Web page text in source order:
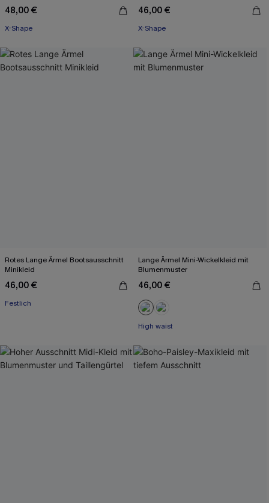
48,00 €
X-Shape
46,00 €
X-Shape
Rotes Lange Ärmel Bootsausschnitt
Minikleid
46,00 €
Festlich
Lange Ärmel Mini-Wickelkleid mit
Blumenmuster
46,00 €
High waist